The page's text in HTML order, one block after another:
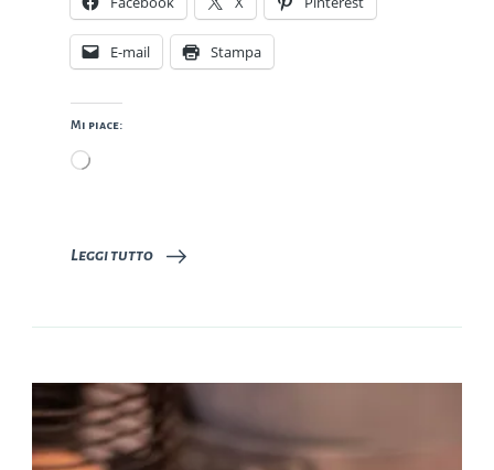
E-mail Stampa
Mi piace:
Caricamento
Leggi tutto